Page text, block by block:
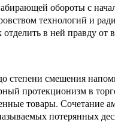
обороты с
технологий и
в ней правду от
смешения
протекционизм в
товары. Сочетание
потерянных